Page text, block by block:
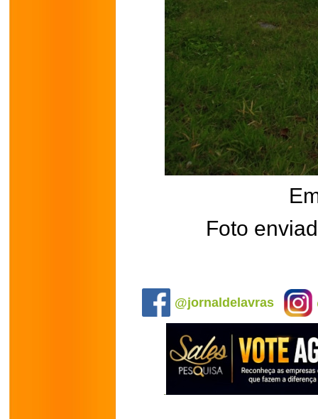
Foto
@jornaldelavras